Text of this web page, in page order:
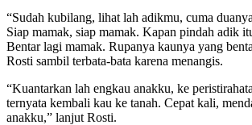
“Sudah kubilang, lihat lah adikmu, cuma
Siap mamak, siap mamak. Kapan pindah adik
Bentar lagi mamak. Rupanya kaunya yang
Rosti sambil terbata-bata karena menangis.
“Kuantarkan lah engkau anakku, ke
ternyata kembali kau ke tanah. Cepat kali,
anakku,” lanjut Rosti.